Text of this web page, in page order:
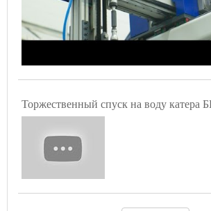
Торжественный спуск на воду катера